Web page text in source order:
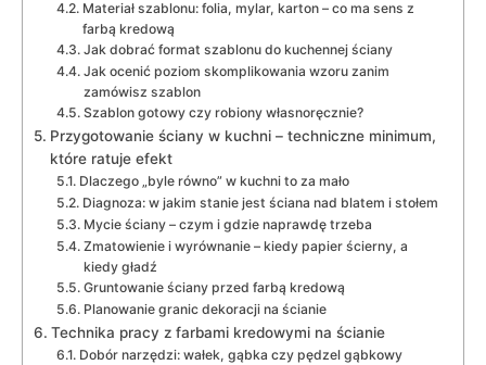
Materiał szablonu: folia, mylar, karton – co ma sens z
farbą kredową
Jak dobrać format szablonu do kuchennej ściany
Jak ocenić poziom skomplikowania wzoru zanim
zamówisz szablon
Szablon gotowy czy robiony własnoręcznie?
Przygotowanie ściany w kuchni – techniczne minimum,
które ratuje efekt
Dlaczego „byle równo” w kuchni to za mało
Diagnoza: w jakim stanie jest ściana nad blatem i stołem
Mycie ściany – czym i gdzie naprawdę trzeba
Zmatowienie i wyrównanie – kiedy papier ścierny, a
kiedy gładź
Gruntowanie ściany przed farbą kredową
Planowanie granic dekoracji na ścianie
Technika pracy z farbami kredowymi na ścianie
Dobór narzędzi: wałek, gąbka czy pędzel gąbkowy